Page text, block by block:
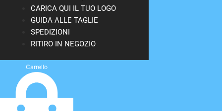
CARICA QUI IL TUO LOGO
GUIDA ALLE TAGLIE
SPEDIZIONI
RITIRO IN NEGOZIO
Carrello